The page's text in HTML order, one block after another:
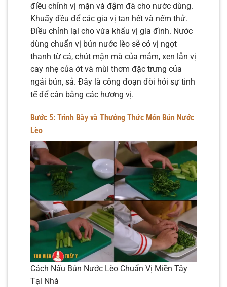
điều chỉnh vị mặn và đậm đà cho nước dùng.
Khuấy đều để các gia vị tan hết và nếm thử.
Điều chỉnh lại cho vừa khẩu vị gia đình. Nước
dùng chuẩn vị bún nước lèo sẽ có vị ngọt
thanh từ cá, chút mặn mà của mắm, xen lẫn vị
cay nhẹ của ớt và mùi thơm đặc trưng của
ngải bún, sả. Đây là công đoạn đòi hỏi sự tinh
tế để cân bằng các hương vị.
Bước 5: Trình Bày và Thưởng Thức Món Bún Nước
Lèo
Cách Nấu Bún Nước Lèo Chuẩn Vị Miền Tây
Tại Nhà